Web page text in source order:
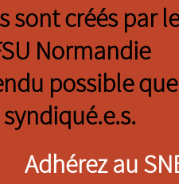
sont créés par
Normandie
possible
syndiqué.e.s.
Adhérez au